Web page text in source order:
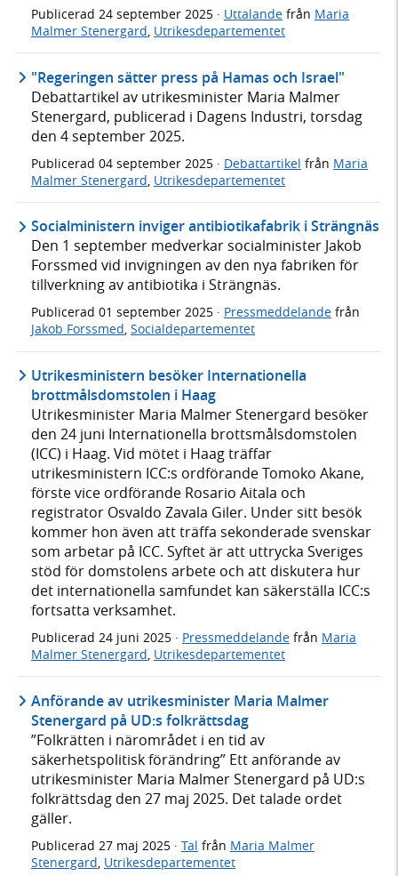
Publicerad 24 september 2025 · Uttalande från Maria
Malmer Stenergard, Utrikesdepartementet
"Regeringen sätter press på Hamas och Israel"
Debattartikel av utrikesminister Maria Malmer
Stenergard, publicerad i Dagens Industri, torsdag
den 4 september 2025.
Publicerad 04 september 2025 · Debattartikel från Maria
Malmer Stenergard, Utrikesdepartementet
Socialministern inviger antibiotikafabrik i Strängnäs
Den 1 september medverkar socialminister Jakob
Forssmed vid invigningen av den nya fabriken för
tillverkning av antibiotika i Strängnäs.
Publicerad 01 september 2025 · Pressmeddelande från
Jakob Forssmed, Socialdepartementet
Utrikesministern besöker Internationella
brottmålsdomstolen i Haag
Utrikesminister Maria Malmer Stenergard besöker
den 24 juni Internationella brottsmålsdomstolen
(ICC) i Haag. Vid mötet i Haag träffar
utrikesministern ICC:s ordförande Tomoko Akane,
förste vice ordförande Rosario Aitala och
registrator Osvaldo Zavala Giler. Under sitt besök
kommer hon även att träffa sekonderade svenskar
som arbetar på ICC. Syftet är att uttrycka Sveriges
stöd för domstolens arbete och att diskutera hur
det internationella samfundet kan säkerställa ICC:s
fortsatta verksamhet.
Publicerad 24 juni 2025 · Pressmeddelande från Maria
Malmer Stenergard, Utrikesdepartementet
Anförande av utrikesminister Maria Malmer
Stenergard på UD:s folkrättsdag
”Folkrätten i närområdet i en tid av
säkerhetspolitisk förändring” Ett anförande av
utrikesminister Maria Malmer Stenergard på UD:s
folkrättsdag den 27 maj 2025. Det talade ordet
gäller.
Publicerad 27 maj 2025 · Tal från Maria Malmer
Stenergard Utrikesdepartementet